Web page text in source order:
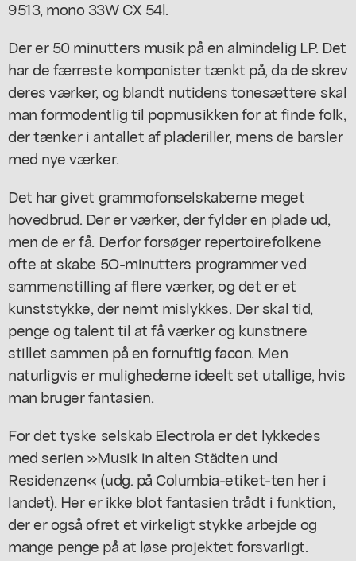
9513, mono 33W CX 54l.
Der er 50 minutters musik på en almindelig LP. Det
har de færreste komponister tænkt på, da de skrev
deres værker, og blandt nutidens tonesættere skal
man formodentlig til popmusikken for at finde folk,
der tænker i antallet af pladeriller, mens de barsler
med nye værker.
Det har givet grammofonselskaberne meget
hovedbrud. Der er værker, der fylder en plade ud,
men de er få. Derfor forsøger repertoirefolkene
ofte at skabe 5O-minutters programmer ved
sammenstilling af flere værker, og det er et
kunststykke, der nemt mislykkes. Der skal tid,
penge og talent til at få værker og kunstnere
stillet sammen på en fornuftig facon. Men
naturligvis er mulighederne ideelt set utallige, hvis
man bruger fantasien.
For det tyske selskab Electrola er det lykkedes
med serien »Musik in alten Städten und
Residenzen« (udg. på Columbia-etiket-ten her i
landet). Her er ikke blot fantasien trådt i funktion,
der er også ofret et virkeligt stykke arbejde og
mange penge på at løse projektet forsvarligt.